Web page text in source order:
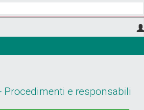
Procedimenti e responsabili